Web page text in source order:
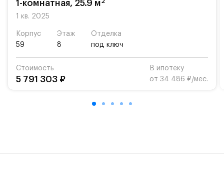
Для автомобилистов — закрытые озеленённые
Территория квартала приватная, въезд
осуществляется по пропускам.#yan19-2r1498759#
1-комнатная, 25.9 м
1 кв. 2025
Корпус
59
Этаж
8
Отделка
под ключ
Стоимость
5 791 303 ₽
В ипотеку
от 34 486 ₽/мес.